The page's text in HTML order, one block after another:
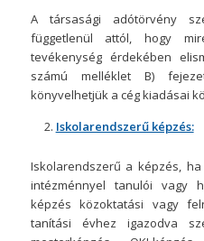
A társasági adótörvény
függetlenül attól, hogy
tevékenység érdekében
számú melléklet B)
könyvelhetjük a cég kiadásai
Iskolarendszerű képzés:
Iskolarendszerű a képzés,
intézménnyel tanulói vagy
képzés közoktatási vagy
tanítási évhez igazodva